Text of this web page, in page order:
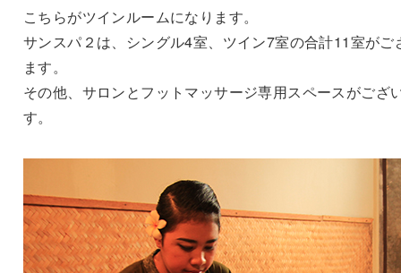
こちらがツインルームになります。
サンスパ２は、シングル4室、ツイン7室の合計11室がご
ます。
その他、サロンとフットマッサージ専用スペースがござ
す。